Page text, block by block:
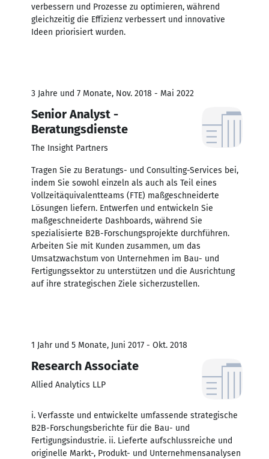
verbessern und Prozesse zu optimieren, während
gleichzeitig die Effizienz verbessert und innovative
Ideen priorisiert wurden.
3 Jahre und 7 Monate, Nov. 2018 - Mai 2022
Senior Analyst -
Beratungsdienste
The Insight Partners
Tragen Sie zu Beratungs- und Consulting-Services bei,
indem Sie sowohl einzeln als auch als Teil eines
Vollzeitäquivalentteams (FTE) maßgeschneiderte
Lösungen liefern. Entwerfen und entwickeln Sie
maßgeschneiderte Dashboards, während Sie
spezialisierte B2B-Forschungsprojekte durchführen.
Arbeiten Sie mit Kunden zusammen, um das
Umsatzwachstum von Unternehmen im Bau- und
Fertigungssektor zu unterstützen und die Ausrichtung
auf ihre strategischen Ziele sicherzustellen.
1 Jahr und 5 Monate, Juni 2017 - Okt. 2018
Research Associate
Allied Analytics LLP
i. Verfasste und entwickelte umfassende strategische
B2B-Forschungsberichte für die Bau- und
Fertigungsindustrie. ii. Lieferte aufschlussreiche und
originelle Markt-, Produkt- und Unternehmensanalysen